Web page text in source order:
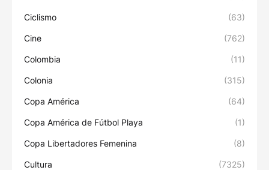
Ciclismo (63)
Cine (762)
Colombia (11)
Colonia (315)
Copa América (64)
Copa América de Fútbol Playa (1)
Copa Libertadores Femenina (8)
Cultura (7325)